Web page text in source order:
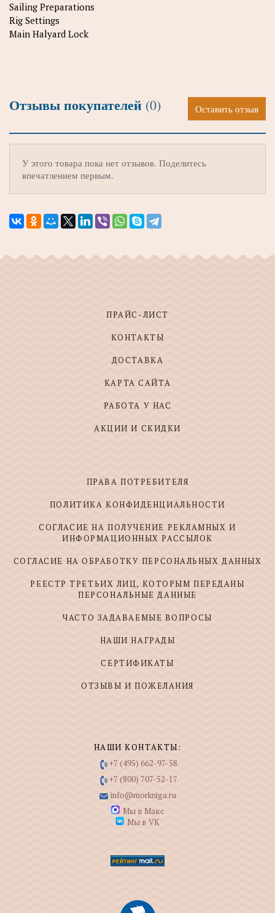
Sailing Preparations
Rig Settings
Main Halyard Lock
Отзывы покупателей (0) Оставить отзыв
У этого товара пока нет отзывов. Поделитесь
впечатлением первым.
ПРАЙС-ЛИСТ
КОНТАКТЫ
ДОСТАВКА
КАРТА САЙТА
РАБОТА У НАС
АКЦИИ И СКИДКИ
ПРАВА ПОТРЕБИТЕЛЯ
ПОЛИТИКА КОНФИДЕНЦИАЛЬНОСТИ
СОГЛАСИЕ НА ПОЛУЧЕНИЕ РЕКЛАМНЫХ И
ИНФОРМАЦИОННЫХ РАССЫЛОК
СОГЛАСИЕ НА ОБРАБОТКУ ПЕРСОНАЛЬНЫХ ДАННЫХ
РЕЕСТР ТРЕТЬИХ ЛИЦ, КОТОРЫМ ПЕРЕДАНЫ
ПЕРСОНАЛЬНЫЕ ДАННЫЕ
ЧАСТО ЗАДАВАЕМЫЕ ВОПРОСЫ
НАШИ НАГРАДЫ
СЕРТИФИКАТЫ
ОТЗЫВЫ И ПОЖЕЛАНИЯ
НАШИ КОНТАКТЫ:
+7 (495) 662-97-58
+7 (800) 707-52-17
info@morkniga.ru
Мы в Макс
Мы в VK